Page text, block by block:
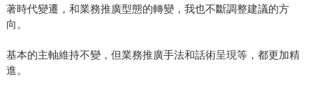
著時代變遷，和業務推廣型態的轉變，我也不斷調整建議的方
向。
基本的主軸維持不變，但業務推廣手法和話術呈現等，都更加精
進。